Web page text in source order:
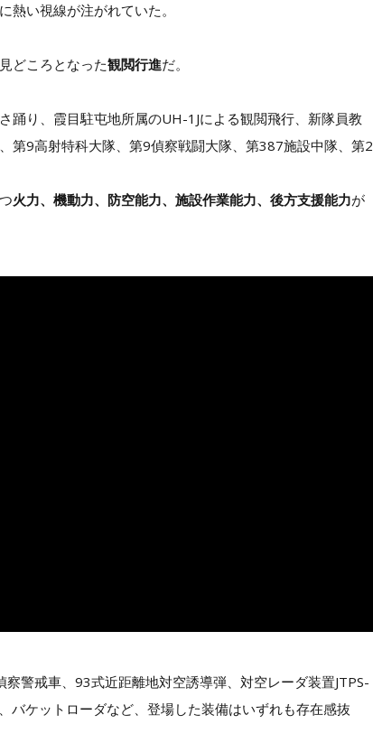
熱い視線が注がれていた。
どころとなった観閲行進だ。
踊り、霞目駐屯地所属のUH-1Jによる観閲飛行、新隊員教
第9高射特科大隊、第9偵察戦闘大隊、第387施設中隊、第2
火力、機動力、防空能力、施設作業能力、後方支援能力が
警戒車、93式近距離地対空誘導弾、対空レーダ装置JTPS-
ケットローダなど、登場した装備はいずれも存在感抜